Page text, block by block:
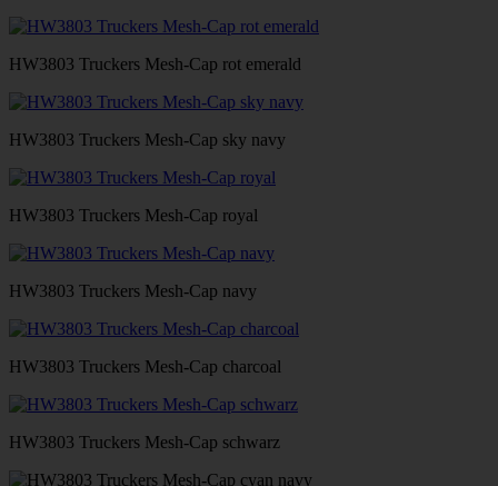
HW3803 Truckers Mesh-Cap rot emerald
HW3803 Truckers Mesh-Cap sky navy
HW3803 Truckers Mesh-Cap royal
HW3803 Truckers Mesh-Cap navy
HW3803 Truckers Mesh-Cap charcoal
HW3803 Truckers Mesh-Cap schwarz